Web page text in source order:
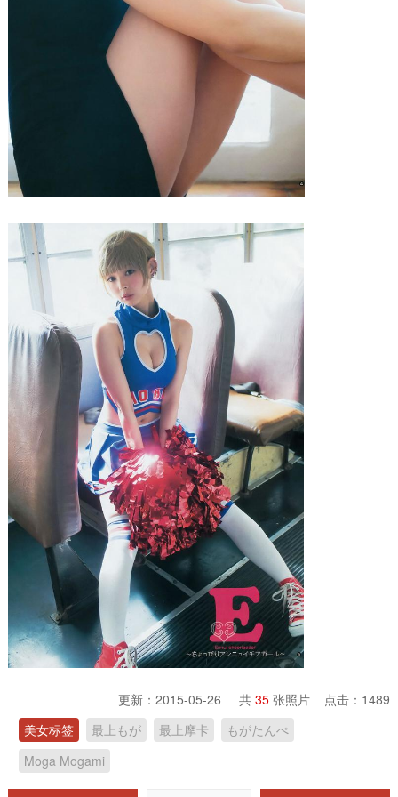
更新：2015-05-26 共35 张照片 点击： 1489
美女标签
最上もが 最上摩卡
もがたんぺ
Moga Mogami